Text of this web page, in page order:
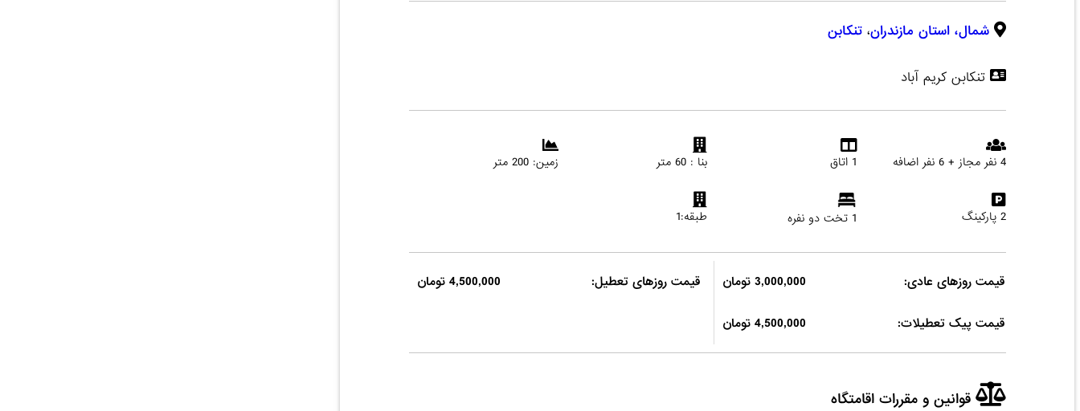
شمال، استان مازندران،تنکابن
تنکابن کریم آباد
4 نفر مجاز + 6 نفر اضافه 1 اتاق بنا : 60 متر زمین: 200 متر
2 پارکینگ 1 تخت دو نفره طبقه:1
قیمت روزهای عادی: 3,000,000 تومان قیمت روزهای تعطیل: 4,500,000 تومان
قیمت پیک تعطیلات: 4,500,000 تومان
قوانین و مقررات اقامتگاه